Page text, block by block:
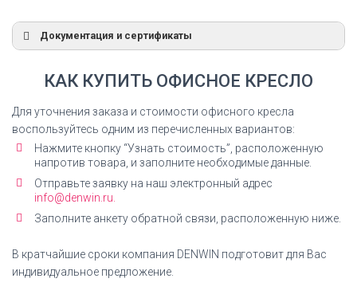
Документация и сертификаты
Сертификат соответствия Everprof Nerey T
Экокожа
СКАЧАТЬ СЕРТИФИКАТ
Инструкция по сборке
Кресло офисное Everprof Nerey T Экокожа
инструкция по сборке
КАК КУПИТЬ ОФИСНОЕ КРЕСЛО
Для уточнения заказа и стоимости офисного кресла
воспользуйтесь одним из перечисленных вариантов:
Нажмите кнопку “Узнать стоимость”, расположенную
напротив товара, и заполните необходимые данные.
Отправьте заявку на наш электронный адрес
info@denwin.ru.
Заполните анкету обратной связи, расположенную ниже.
В кратчайшие сроки компания DENWIN подготовит для Вас
индивидуальное предложение.